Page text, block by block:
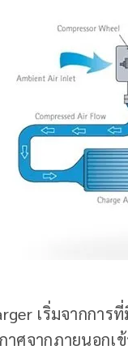
เริ่มจากกา
าศจากภายนอก